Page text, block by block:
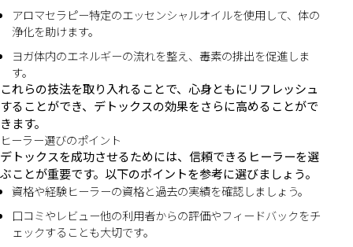
アロマセラピー特定のエッセンシャルオイルを使用して、体の
浄化を助けます。
ヨガ体内のエネルギーの流れを整え、毒素の排出を促進しま
す。
これらの技法を取り入れることで、心身ともにリフレッシュ
することができ、デトックスの効果をさらに高めることがで
きます。
ヒーラー選びのポイント
デトックスを成功させるためには、信頼できるヒーラーを選
ぶことが重要です。以下のポイントを参考に選びましょう。
資格や経験ヒーラーの資格と過去の実績を確認しましょう。
口コミやレビュー他の利用者からの評価やフィードバックをチ
ェックすることも大切です。